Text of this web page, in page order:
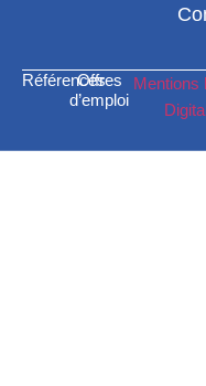
Références
Offres
d’emploi
Mentions